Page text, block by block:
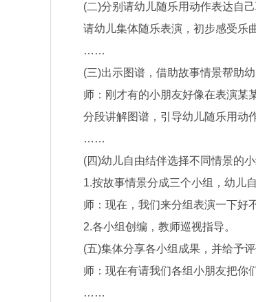
(二)分别请幼儿随乐用动作表达自己
请幼儿集体随乐表演，初步感受乐曲
……
(三)出示图谱，借助故事情景帮助幼
师：刚才有的小朋友好像在表演某某
分段讲解图谱，引导幼儿随乐用动作
……
(四)幼儿自由结伴选择不同情景的小
1.按故事情景分成三个小组，幼儿自
师：现在，我们来分组表演一下好
2.各小组创编，教师巡视指导。
(五)集体分享各小组成果，并给予评
师：现在有请我们各组小朋友把你
……